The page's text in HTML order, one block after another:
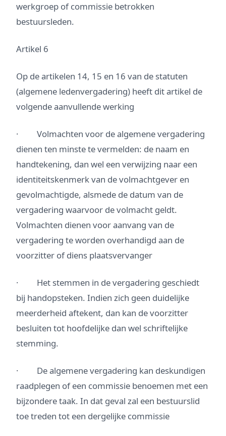
werkgroep of commissie betrokken
bestuursleden.
Artikel 6
Op de artikelen 14, 15 en 16 van de statuten
(algemene ledenvergadering) heeft dit artikel de
volgende aanvullende werking
· Volmachten voor de algemene vergadering
dienen ten minste te vermelden: de naam en
handtekening, dan wel een verwijzing naar een
identiteitskenmerk van de volmachtgever en
gevolmachtigde, alsmede de datum van de
vergadering waarvoor de volmacht geldt.
Volmachten dienen voor aanvang van de
vergadering te worden overhandigd aan de
voorzitter of diens plaatsvervanger
· Het stemmen in de vergadering geschiedt
bij handopsteken. Indien zich geen duidelijke
meerderheid aftekent, dan kan de voorzitter
besluiten tot hoofdelijke dan wel schriftelijke
stemming.
· De algemene vergadering kan deskundigen
raadplegen of een commissie benoemen met een
bijzondere taak. In dat geval zal een bestuurslid
toe treden tot een dergelijke commissie